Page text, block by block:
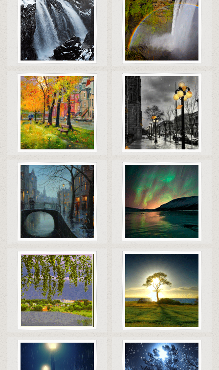
Коды Скачать Коды Скачать
Коды Скачать Коды Скачать
Коды Скачать Коды Скачать
Коды Скачать Коды Скачать